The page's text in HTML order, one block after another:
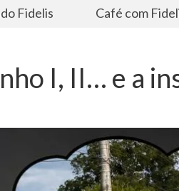
Fidelis Café com
I, II… e a